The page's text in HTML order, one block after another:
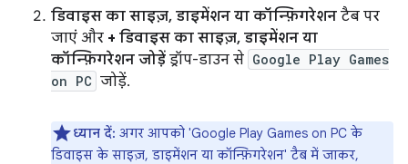
डिवाइस का साइज़, डाइमेंशन या कॉन्फ़िगरेशन टैब पर
जाएं और + डिवाइस का साइज़, डाइमेंशन या
कॉन्फ़िगरेशन जोड़ें ड्रॉप-डाउन से Google Play Games
on PC जोड़ें.
ध्यान दें: अगर आपको 'Google Play Games on PC के
डिवाइस के साइज़, डाइमेंशन या कॉन्फ़िगरेशन' टैब में जाकर,